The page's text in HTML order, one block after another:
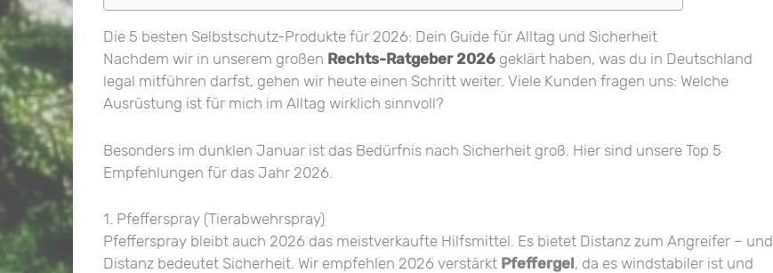
Die 5 besten Selbstschutz-Produkte für 2026: Dein Guide für Alltag und Sicherheit
Nachdem wir in unserem großen Rechts-Ratgeber 2026 geklärt haben, was du in Deutschland
legal mitführen darfst, gehen wir heute einen Schritt weiter. Viele Kunden fragen uns: Welche
Ausrüstung ist für mich im Alltag wirklich sinnvoll?
Besonders im dunklen Januar ist das Bedürfnis nach Sicherheit groß. Hier sind unsere Top 5
Empfehlungen für das Jahr 2026.
1. Pfefferspray (Tierabwehrspray)
Pfefferspray bleibt auch 2026 das meistverkaufte Hilfsmittel. Es bietet Distanz zum Angreifer – und
Distanz bedeutet Sicherheit. Wir empfehlen 2026 verstärkt Pfeffergel, da es windstabiler ist und